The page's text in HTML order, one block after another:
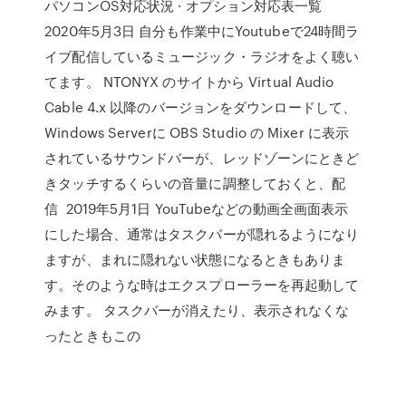
パソコンOS対応状況 · オプション対応表一覧
2020年5月3日 自分も作業中にYoutubeで24時間ラ
イブ配信しているミュージック・ラジオをよく聴い
てます。 NTONYX のサイトから Virtual Audio
Cable 4.x 以降のバージョンをダウンロードして、
Windows Serverに OBS Studio の Mixer に表示
されているサウンドバーが、レッドゾーンにときど
きタッチするくらいの音量に調整しておくと、配
信 2019年5月1日 YouTubeなどの動画全画面表示
にした場合、通常はタスクバーが隠れるようになり
ますが、まれに隠れない状態になるときもありま
す。そのような時はエクスプローラーを再起動して
みます。 タスクバーが消えたり、表示されなくな
ったときもこの